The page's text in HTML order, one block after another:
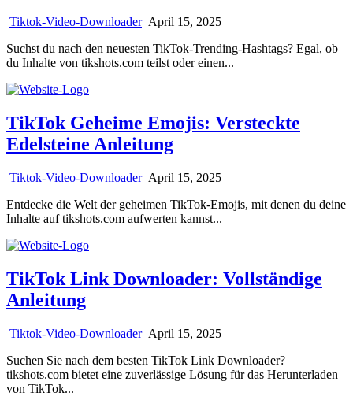
Tiktok-Video-Downloader April 15, 2025
Suchst du nach den neuesten TikTok-Trending-Hashtags? Egal, ob
du Inhalte von tikshots.com teilst oder einen...
TikTok Geheime Emojis: Versteckte
Edelsteine Anleitung
Tiktok-Video-Downloader April 15, 2025
Entdecke die Welt der geheimen TikTok-Emojis, mit denen du deine
Inhalte auf tikshots.com aufwerten kannst...
TikTok Link Downloader: Vollständige
Anleitung
Tiktok-Video-Downloader April 15, 2025
Suchen Sie nach dem besten TikTok Link Downloader?
tikshots.com bietet eine zuverlässige Lösung für das Herunterladen
von TikTok...